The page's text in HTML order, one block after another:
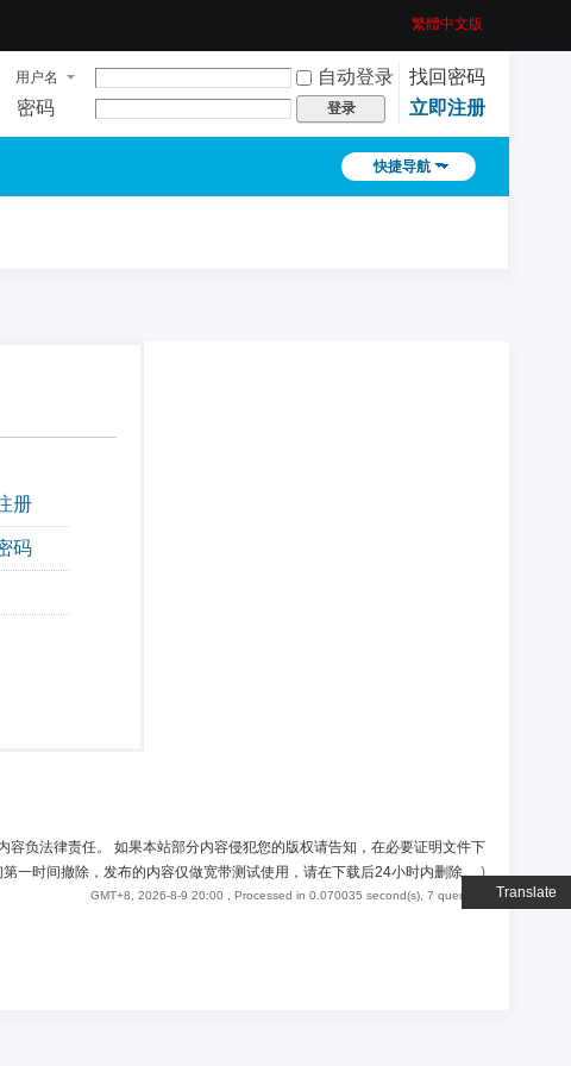
Translate
繁體中文版
用户名 自动登录
找回密码
密码
登录 立即注册
快捷导航
册
码
负法律责任。 如果本站部分内容侵犯您的版权请告知，在必要证明文件下
第一时间撤除，发布的内容仅做宽带测试使用，请在下载后24小时内删除。)
GMT+8, 2026-8-9 20:00 , Processed in 0.070035 second(s), 7 queries .